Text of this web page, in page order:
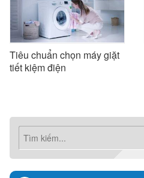
Tiêu chuẩn chọn máy giặt
tiết kiệm điện